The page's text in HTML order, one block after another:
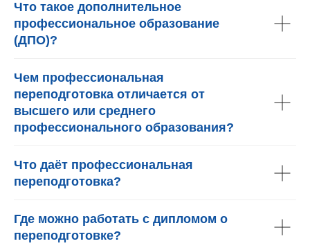
Что такое дополнительное
профессиональное образование
(ДПО)?
Чем профессиональная
переподготовка отличается от
высшего или среднего
профессионального образования?
Что даёт профессиональная
переподготовка?
Где можно работать с дипломом о
переподготовке?